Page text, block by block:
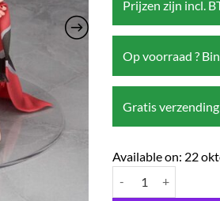
Prijzen zijn incl.
Op voorraad ?
Gratis
Available on: 22